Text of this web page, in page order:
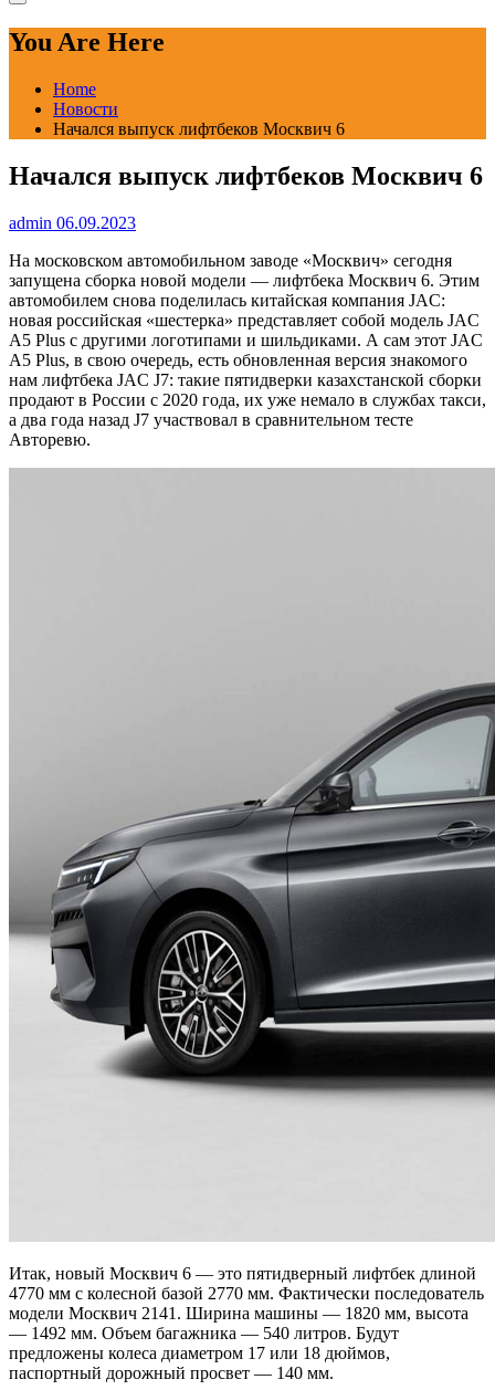
You Are Here
Home
Новости
Начался выпуск лифтбеков Москвич 6
Начался выпуск лифтбеков Москвич 6
admin 06.09.2023
На московском автомобильном заводе «Москвич» сегодня
запущена сборка новой модели — лифтбека Москвич 6. Этим
автомобилем снова поделилась китайская компания JAC:
новая российская «шестерка» представляет собой модель JAC
A5 Plus с другими логотипами и шильдиками. А сам этот JAC
A5 Plus, в свою очередь, есть обновленная версия знакомого
нам лифтбека JAC J7: такие пятидверки казахстанской сборки
продают в России с 2020 года, их уже немало в службах такси,
а два года назад J7 участвовал в сравнительном тесте
Авторевю.
Итак, новый Москвич 6 — это пятидверный лифтбек длиной
4770 мм с колесной базой 2770 мм. Фактически последователь
модели Москвич 2141. Ширина машины — 1820 мм, высота
— 1492 мм. Объем багажника — 540 литров. Будут
предложены колеса диаметром 17 или 18 дюймов,
паспортный дорожный просвет — 140 мм.